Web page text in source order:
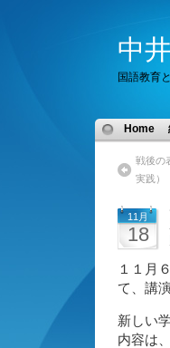
中
国語教育
Home
戦後の
実践）
11月
18
１１月
て、講
新しい
内容は